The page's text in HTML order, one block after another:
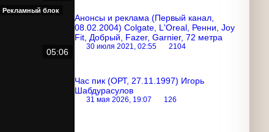
05:06
Анонсы и реклама (Первый канал,
08.02.2004) Colgate, L'Oreal, Ренни,
Joy Fit, Добрый, Fazer, Garnier, 72
метра
30 июля 2021, 02:55 2104
Рекламный блок
Час пик (ОРТ, 27.11.1997) Игорь
Шабдурасулов
31 мая 2026, 19:07 126